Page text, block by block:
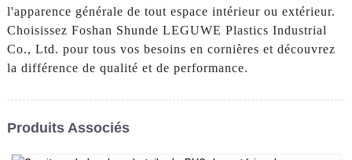
l'apparence générale de tout espace intérieur ou extérieur.
Choisissez Foshan Shunde LEGUWE Plastics Industrial
Co., Ltd. pour tous vos besoins en cornières et découvrez
la différence de qualité et de performance.
Produits Associés